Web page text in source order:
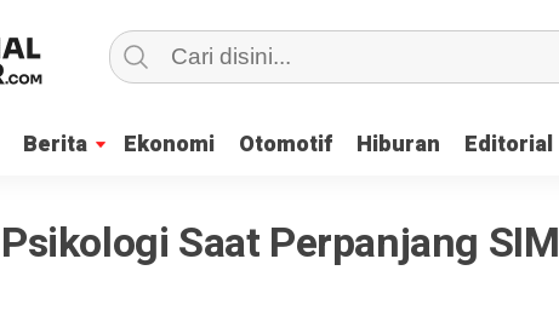
Berita Ekonomi Otomotif Hiburan Editorial
Berita Ekonomi Otomotif Hiburan Editorial
Saat Perpanjang SIM